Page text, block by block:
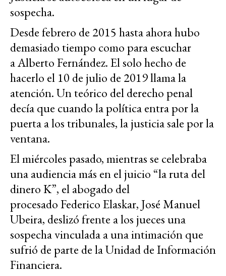
sospecha.
Desde febrero de 2015 hasta ahora hubo
demasiado tiempo como para escuchar
a Alberto Fernández. El solo hecho de
hacerlo el 10 de julio de 2019 llama la
atención. Un teórico del derecho penal
decía que cuando la política entra por la
puerta a los tribunales, la justicia sale por la
ventana.
El miércoles pasado, mientras se celebraba
una audiencia más en el juicio “la ruta del
dinero K”, el abogado del
procesado Federico Elaskar, José Manuel
Ubeira, deslizó frente a los jueces una
sospecha vinculada a una intimación que
sufrió de parte de la Unidad de Información
Financiera.